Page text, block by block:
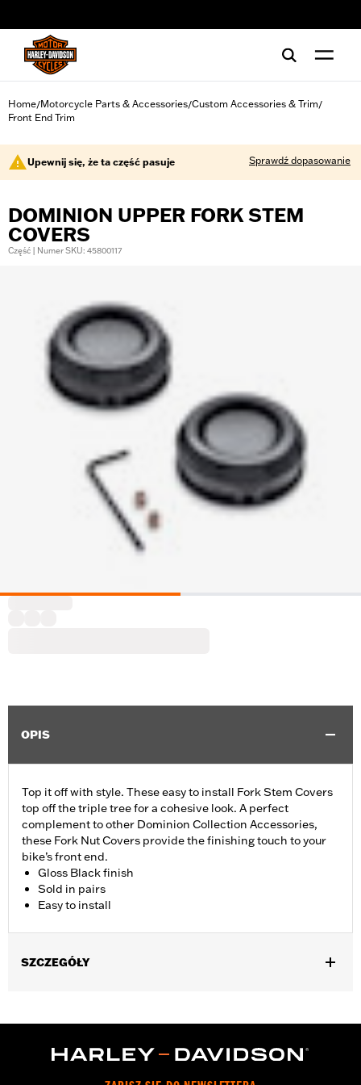
Home/Motorcycle Parts & Accessories/Custom Accessories & Trim/
Front End Trim
Upewnij się, że ta część pasuje Sprawdź dopasowanie
DOMINION UPPER FORK STEM
COVERS
Część | Numer SKU: 45800117
OPIS
Top it off with style. These easy to install Fork Stem Covers
top off the triple tree for a cohesive look. A perfect
complement to other Dominion Collection Accessories,
these Fork Nut Covers provide the finishing touch to your
bike’s front end.
Gloss Black finish
Sold in pairs
Easy to install
SZCZEGÓŁY
’93-’05 FXDL, ’16-later FXDLS, ’94-’05 FXDS-CONV and ’90-’17
FLS, FLSS, FLSTF, FLSTFB, FLSTFBS and FLSTN and ’86-’17